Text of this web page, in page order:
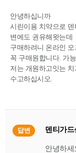
안녕하십니까
시린이용 치약으로
변에도 권유해왓는데
구매하려니 온라인
꼭 구매원합니다. 가
저는 개원하고잇는
수고하십시오.
답변 덴티가
안녕하세